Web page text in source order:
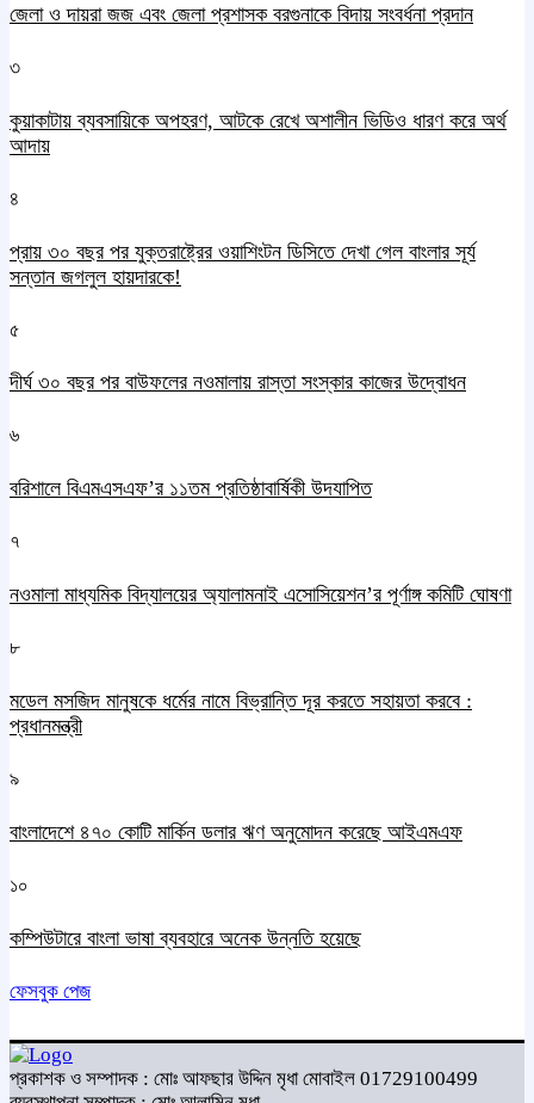
জেলা ও দায়রা জজ এবং জেলা প্রশাসক বরগুনাকে বিদায় সংবর্ধনা প্রদান
৩
কুয়াকাটায় ব্যবসায়িকে অপহরণ, আটকে রেখে অশালীন ভিডিও ধারণ করে অর্থ
আদায়
৪
প্রায় ৩০ বছর পর যুক্তরাষ্ট্রের ওয়াশিংটন ডিসিতে দেখা গেল বাংলার সূর্য
সন্তান জগলুল হায়দারকে!
৫
দীর্ঘ ৩০ বছর পর বাউফলের নওমালায় রাস্তা সংস্কার কাজের উদ্বোধন
৬
বরিশালে বিএমএসএফ’র ১১তম প্রতিষ্ঠাবার্ষিকী উদযাপিত
৭
নওমালা মাধ্যমিক বিদ্যালয়ের অ্যালামনাই এসোসিয়েশন’র পূর্ণাঙ্গ কমিটি ঘোষণা
৮
মডেল মসজিদ মানুষকে ধর্মের নামে বিভ্রান্তি দূর করতে সহায়তা করবে :
প্রধানমন্ত্রী
৯
বাংলাদেশে ৪৭০ কোটি মার্কিন ডলার ঋণ অনুমোদন করেছে আইএমএফ
১০
কম্পিউটারে বাংলা ভাষা ব্যবহারে অনেক উন্নতি হয়েছে
ফেসবুক পেজ
প্রকাশক ও সম্পাদক : মোঃ আফছার উদ্দিন মৃধা মোবাইল 01729100499